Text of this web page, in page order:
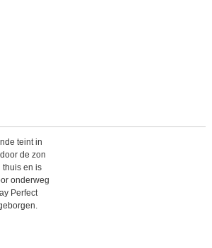
teint in
de zon
thuis en is
onderweg
Perfect